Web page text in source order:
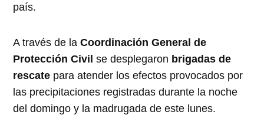
país.
A través de laCoordinación General de
Protección Civil se desplegaron brigadas de
rescate para atender los efectos provocados por
las precipitaciones registradas durante la noche
del domingo y la madrugada de este lunes.